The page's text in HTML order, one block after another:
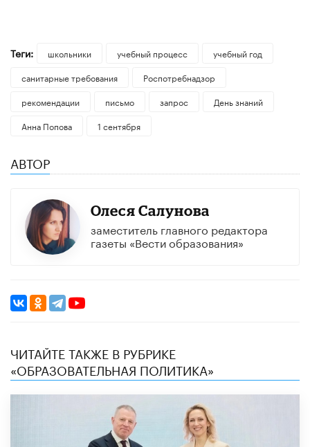
Теги: школьники учебный процесс
учебный год
санитарные требования
Роспотребнадзор
рекомендации
письмо запрос
День знаний
Анна Попова
1 сентября
АВТОР
Олеся Салунова
заместитель главного редактора
газеты «Вести образования»
ЧИТАЙТЕ ТАКЖЕ В РУБРИКЕ
«ОБРАЗОВАТЕЛЬНАЯ ПОЛИТИКА»